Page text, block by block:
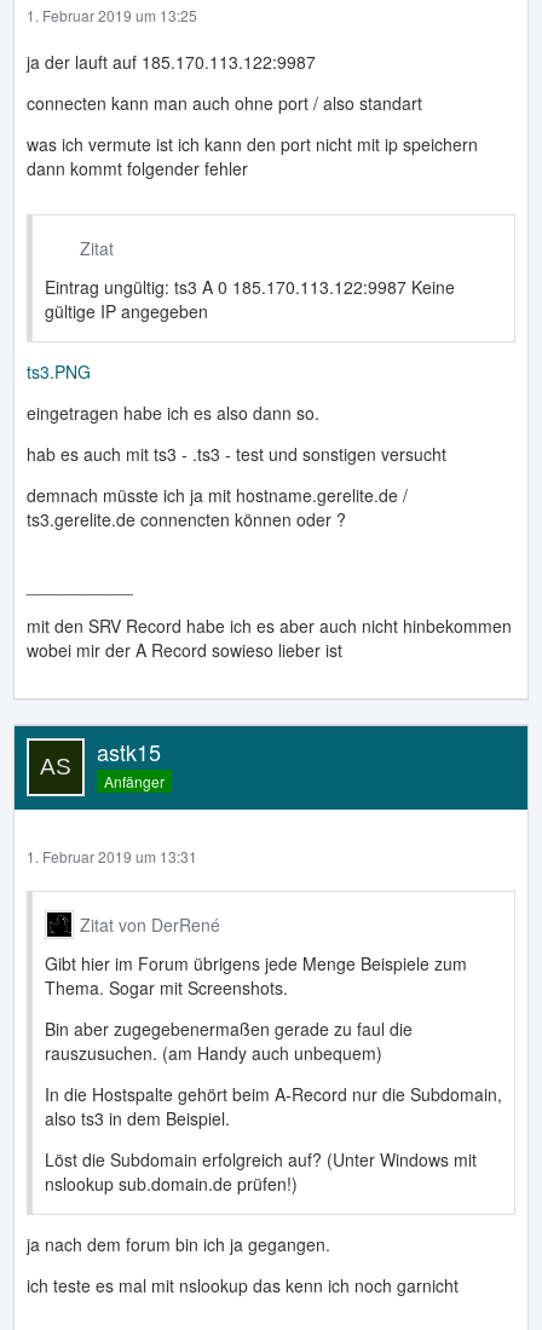
1. Februar 2019 um 13:25
ja der lauft auf 185.170.113.122:9987
connecten kann man auch ohne port / also standart
was ich vermute ist ich kann den port nicht mit ip speichern
dann kommt folgender fehler
Zitat
Eintrag ungültig: ts3 A 0 185.170.113.122:9987 Keine
gültige IP angegeben
ts3.PNG
eingetragen habe ich es also dann so.
hab es auch mit ts3 - .ts3 - test und sonstigen versucht
demnach müsste ich ja mit hostname.gerelite.de /
ts3.gerelite.de connencten können oder ?
mit den SRV Record habe ich es aber auch nicht hinbekommen
wobei mir der A Record sowieso lieber ist
astk15
Anfänger
1. Februar 2019 um 13:31
Zitat von DerRené
Gibt hier im Forum übrigens jede Menge Beispiele zum
Thema. Sogar mit Screenshots.
Bin aber zugegebenermaßen gerade zu faul die
rauszusuchen. (am Handy auch unbequem)
In die Hostspalte gehört beim A-Record nur die Subdomain,
also ts3 in dem Beispiel.
Löst die Subdomain erfolgreich auf? (Unter Windows mit
nslookup sub.domain.de prüfen!)
ja nach dem forum bin ich ja gegangen.
ich teste es mal mit nslookup das kenn ich noch garnicht